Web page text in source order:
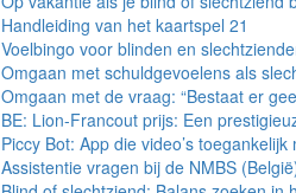
Handleiding van het kaartspel 21
Voelbingo voor blinden en
Omgaan met schuldgevoelens als
Omgaan met de vraag: “Bestaat er
BE: Lion-Francout prijs: Een
Piccy Bot: App die video’s
Assistentie vragen bij de NMBS